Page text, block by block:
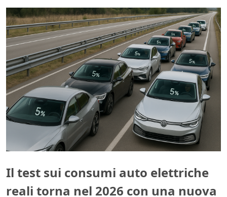
Il test sui consumi auto elettriche
reali torna nel 2026 con una nuova